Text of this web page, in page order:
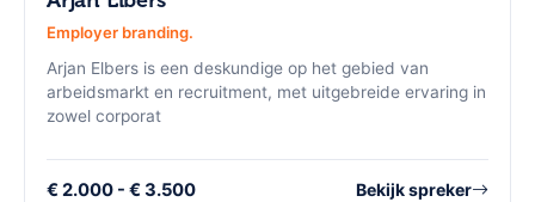
Employer branding.
Arjan Elbers is een deskundige op het gebied van
arbeidsmarkt en recruitment, met uitgebreide ervaring in
zowel corporat
€ 2.000 - € 3.500 Bekijk spreker